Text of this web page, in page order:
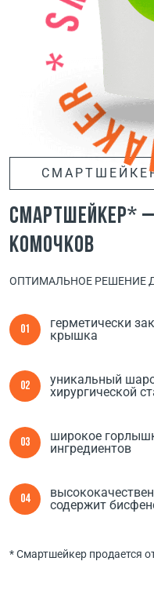
Смартшейкер*
комочков
ОПТИМАЛЬНОЕ РЕШЕНИЕ
01
герметически
крышка
02
уникальный
хирургической
03
широкое
ингредиентов
04
содержит
* Смартшейкер продается